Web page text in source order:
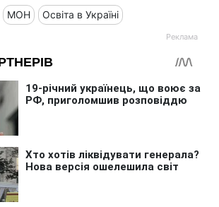
МОН Освіта в Україні